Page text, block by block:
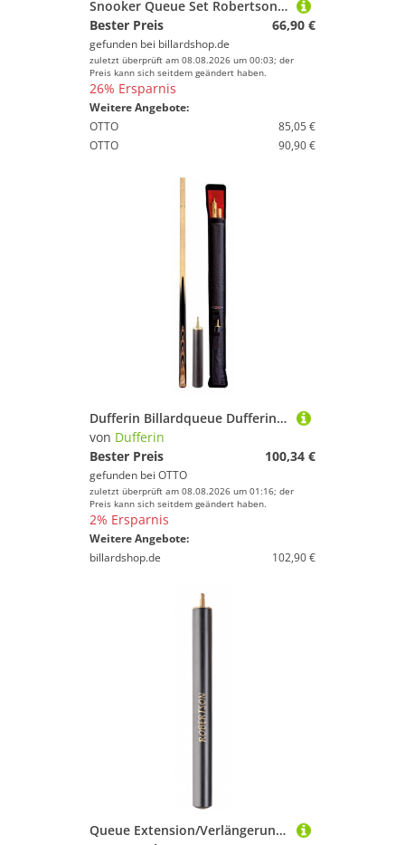
Snooker Queue Set Robertson R-4 Junior zweiteilig
Bester Preis
66,90 €
gefunden bei billardshop.de
zuletzt überprüft am 08.08.2026 um 00:03; der
Preis kann sich seitdem geändert haben.
26% Ersparnis
Weitere Angebote:
OTTO
85,05 €
OTTO
90,90 €
Dufferin Billardqueue Dufferin Queue Snooker Set - Snooker Zubehör, Hochwertiges Dufferin Snooker Queue
von Dufferin
Bester Preis
100,34 €
gefunden bei OTTO
zuletzt überprüft am 08.08.2026 um 01:16; der
Preis kann sich seitdem geändert haben.
2% Ersparnis
Weitere Angebote:
billardshop.de
102,90 €
Queue Extension/Verlängerung Snooker Robertson 30cm